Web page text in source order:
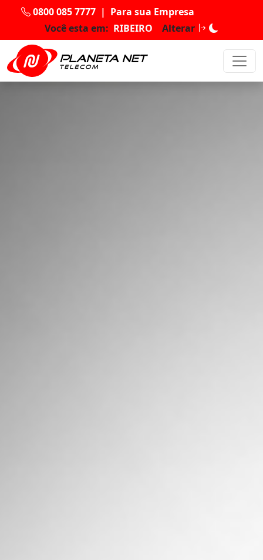
0800 085 7777 | Para sua Empresa
Você esta em: RIBEIRO Alterar